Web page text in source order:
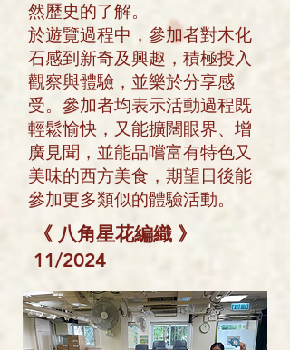
然歷史的了解。
於遊覽過程中，參加者對木化
石感到新奇及興趣，積極投入
觀察與體驗，並樂於分享感
受。參加者均表示活動過程既
輕鬆愉快，又能擴闊眼界、增
廣見聞，並能品嚐富有特色又
美味的西方美食，期望日後能
參加更多類似的體驗活動。
《 八角星花編織 》
11/2024